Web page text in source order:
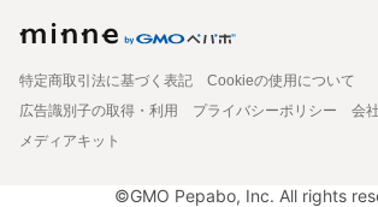
特定商取引法に基づく表記
Cookieの使用について
広告識別子の取得・利用
プライバシーポリシー 会
メディアキット
©GMO Pepabo, Inc. All rights